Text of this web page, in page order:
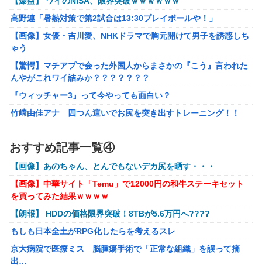
【動画】福岡の電車、複数の駅で「チンポッ❤」というアナ
ウンスが流れ大騒ぎwwwwwwwww
ので訴えます」
【艦これ】 なんか今回はE5は甲で当然みたいな流れあるよ
ね
もしも日本全土がRPG化したらを考えるスレ
【〈物語〉シリーズ】 セガ「忍野忍」「斧乃木余接」プラ
イズフィギュア【彩色原型公開】
【謎】『ダーク路線のドラクエ12』を発売中止にしないとい
けなかった理由ってガチでなに？とりあえすだせばいいやん
【ウマ娘】海外のファンアートからしか得られない栄養素が
ある。←「おデジ以外味付けが濃いな…」
キム・カッファン総合スレ
高野連「暑熱対策で第2試合は13:30プレイボールや！」
【画像】女優・吉川愛、NHKドラマで胸元開けて男子を誘惑しち
ゃう
【驚愕】マチアプで会った外国人からまさかの『こう』言われた
んやがこれワイ詰みか？？？？？？？
『ウィッチャー3』って今やっても面白い？
竹﨑由佳アナ 四つん這いでお尻を突き出すトレーニング！！
【涼宮ハルヒの憂鬱】Vivitフィギュア「涼宮ハルヒ」プライズフ
ィギュア【彩色原型公開】
【ボンバーガール】KONAMI「最愛チアモ」プライズフィギュア
【彩色原型公開】
【初音ミク】「PERIHAPI! おきがえちゅう ピアプロキャラクタ
ーズ 2」トレフィグ【予約開始】
【艦これ】イベントぼちぼち終わらせてる人増えてるけど、終わ
ったらみんな何してる？
【艦これ】デイス 他
おすすめ記事一覧④
【画像】あのちゃん、とんでもないデカ尻を晒す・・・
【画像】中華サイト「Temu」で12000円の和牛ステーキセット
を買ってみた結果ｗｗｗｗ
【朗報】 HDDの価格限界突破！8TBが5.6万円へ????
もしも日本全土がRPG化したらを考えるスレ
京大病院で医療ミス 脳腫瘍手術で「正常な組織」を誤って摘
出…